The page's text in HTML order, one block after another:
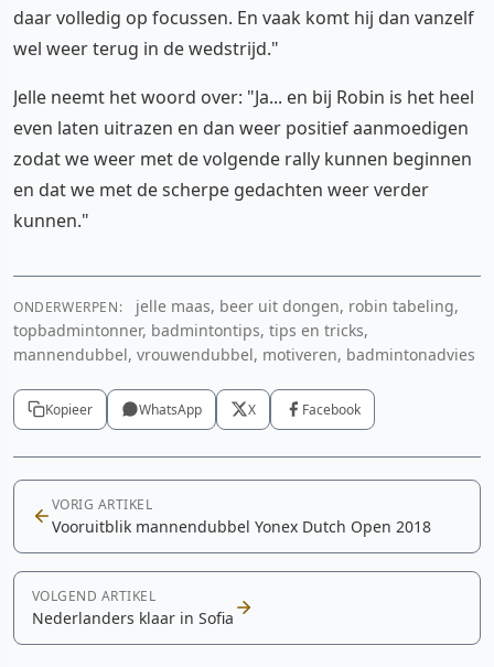
daar volledig op focussen. En vaak komt hij dan vanzelf
wel weer terug in de wedstrijd."
Jelle neemt het woord over: "Ja... en bij Robin is het heel
even laten uitrazen en dan weer positief aanmoedigen
zodat we weer met de volgende rally kunnen beginnen
en dat we met de scherpe gedachten weer verder
kunnen."
ONDERWERPEN:
jelle maas, beer uit dongen, robin tabeling,
topbadmintonner, badmintontips, tips en tricks,
mannendubbel, vrouwendubbel, motiveren, badmintonadvies
Kopieer WhatsApp X Facebook
VORIG ARTIKEL
Vooruitblik mannendubbel Yonex Dutch Open 2018
VOLGEND ARTIKEL
Nederlanders klaar in Sofia